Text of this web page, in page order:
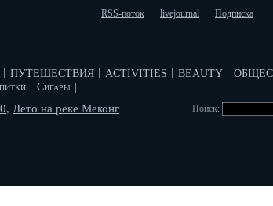
RSS-поток livejournal Подписка
Сигары
путешествия activities beauty
Поиск:
, Лето на реке Меконг